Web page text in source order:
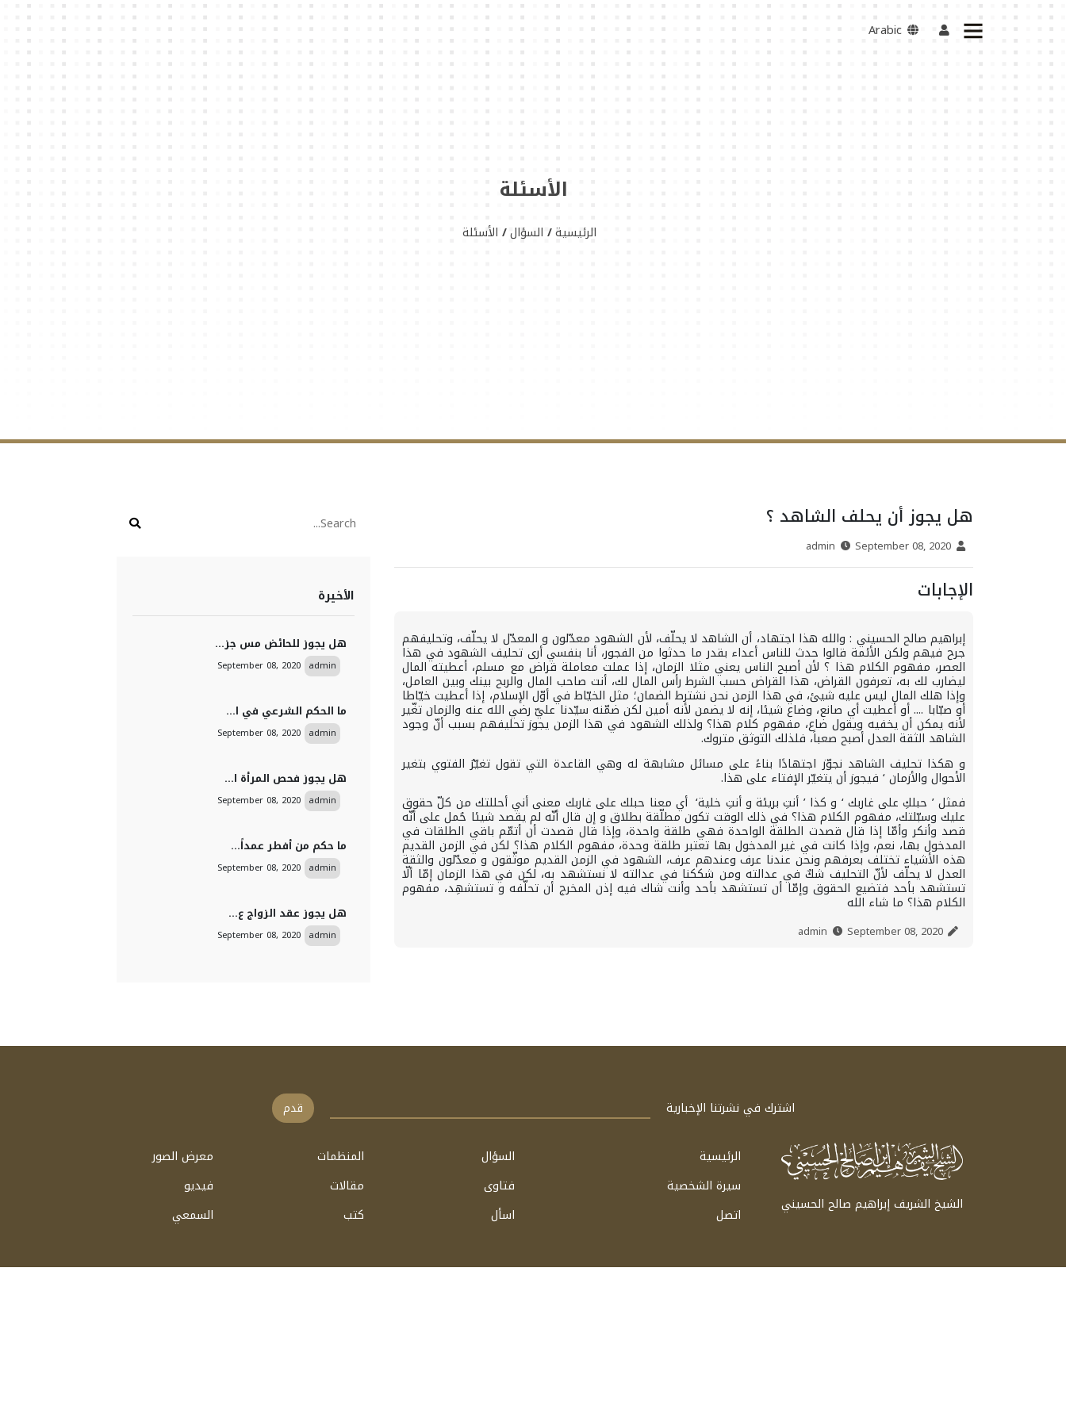
الأسئلة
الرئيسية السؤال الأسئلة
هل يجوز أن يحلف الشاهد ؟
September 08, 2020
الإجابات
إبراهيم صالح الحسيني : والله هذا اجتهاد، أن الشاهد لا يحلّف، لأن الشهود معدّلون و المعدّل لا يحلّف، وتحليفهم
جرح فيهم ولكن الأئمة قالوا حدث للناس أعداء بقدر ما حدثوا من الفجور، أنا بنفسي أرى تحليف الشهود في هذا
العصر، مفهوم الكلام هذا ؟ لأن أصبح الناس يعني مثلا الزمان، إذا عملت معاملة قراض مع مسلم، أعطيته المال
ليضارب لك به، تعرفون القراض، هذا القراض حسب الشرط رأس المال لك، أنت صاحب المال والربح بينك وبين العامل،
وإذا هلك المال ليس عليه شيئ، في هذا الزمن نحن نشترط الضمان؛ مثل الخيّاط في أوّل الإسلام، إذا أعطيت خيّاطا
أو صبّابا .... أو أعطيت أي صانع، وضاع شيئا، إنه لا يضمن لأنه أمين لكن ضمّنه سيّدنا عليّ رضي الله عنه والزمان تغّير
لأنه يمكن أن يخفيه ويقول ضاع، مفهوم كلام هذا؟ ولذلك الشهود في هذا الزمن يجوز تحليفهم بسبب أنّ وجود
الشاهد الثقة العدل أصبح صعباً، فلذلك التوثق متروك.
و هكذا تحليف الشاهد نجوّز اجتهادًا بناءً على مسائل مشابهة له وهي القاعدة التي تقول تغيّرُ الفتوي بتغير
الأحوال والأزمان ‘ فيجوز أن يتغيّر الإفتاء على هذا.
فمثل ’ حبلكِ على غاربك ‘ و كذا ’ أنتِ بريئة و أنتِ خلية‘ أي معنا حبلك على غاربك معنى أني أحللتك من كلّ حقوق
عليك وسبّلتك، مفهوم الكلام هذا؟ في ذلك الوقت تكون مطلّقة بطلاق و إن قال أنّه لم يقصد شيئا حُمل على أنّه
قصد وأنكر وأمّا إذا قال قصدت الطلقة الواحدة فهي طلقة واحدة، وإذا قال قصدت أن أتمّم باقي الطلقات في
المدخول بها، نعم، وإذا كانت في غير المدخول بها تعتبر طلقة وحدة، مفهوم الكلام هذا؟ لكن في الزمن القديم
هذه الأشياء تختلف بعرفهم ونحن عندنا عرف وعندهم عرف، الشهود في الزمن القديم موثّقون و معدّلون والثقة
العدل لا يحلّف لأنّ التحليف شكٌ في عدالته ومن شككنا في عدالته لا نستشهد به، لكن في هذا الزمان إمّا ألّا
تستشهد بأحد فتضيع الحقوق وإمّا أن تستشهد بأحد وأنت شاك فيه إذن المخرج أن تحلّفه و تستشهِد، مفهوم
الكلام هذا؟ ما شاء الله
September 08, 2020
الأخيرة
هل يجوز للحائض مس جز...
admin
September 08, 2020
ما الحكم الشرعي في ا...
admin
September 08, 2020
هل يجوز فحص المرأة ا...
admin
September 08, 2020
ما حكم من أفطر عمداً...
admin
September 08, 2020
هل يجوز عقد الزواج ع...
admin
September 08, 2020
اشترك في نشرتنا الإخبارية قدم
الشيخ الشريف إبراهيم صالح الحسيني
الرئيسية
سيرة الشخصية
اتصل
السؤال
فتاوى
اسأل
المنظمات
مقالات
كتب
معرض الصور
فيديو
السمعي